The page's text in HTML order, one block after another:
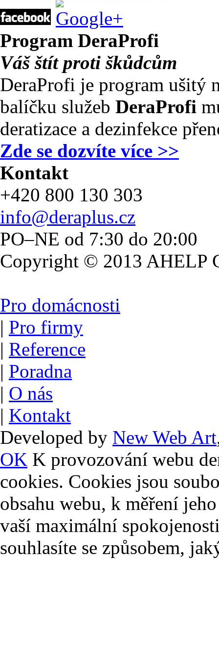
Program DeraProfi
Váš štít proti škůdcům
DeraProfi je program ušitý
balíčku služeb DeraProfi
deratizace a dezinfekce
Zde se dozvíte více >>
Kontakt
+420 800 130 303
info@deraplus.cz
PO–NE od 7:30 do 20:00
Copyright © 2013 AHELP
Pro domácnosti
| Pro firmy
| Reference
| Poradna
| O nás
| Kontakt
Developed by New Web Art
OK K provozování webu
cookies. Cookies jsou
obsahu webu, k měření
vaší maximální
souhlasíte se způsobem,